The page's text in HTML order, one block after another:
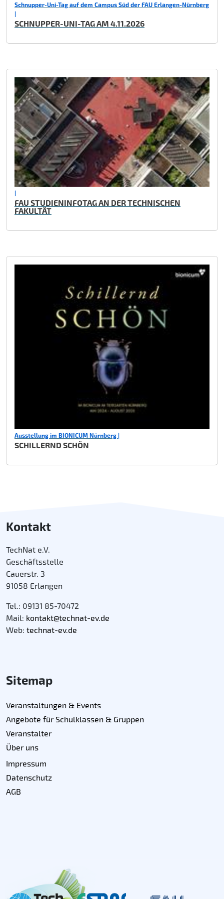
Schnupper-Uni-Tag auf dem Campus Süd der FAU Erlangen-Nürnberg
|
SCHNUPPER-UNI-TAG AM 4.11.2026
|
FAU STUDIENINFOTAG AN DER TECHNISCHEN
FAKULTÄT
Ausstellung im BIONICUM Nürnberg |
SCHILLERND SCHÖN
Kontakt
TechNat e.V.
Geschäftsstelle
Cauerstr. 3
91058 Erlangen
Tel.: 09131 85-70472
Mail: kontakt@technat-ev.de
Web: technat-ev.de
Sitemap
Veranstaltungen & Events
Angebote für Schulklassen & Gruppen
Veranstalter
Über uns
Impressum
Datenschutz
AGB